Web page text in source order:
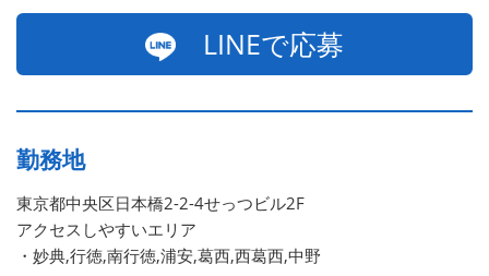
LINEで応募
勤務地
東京都中央区日本橋2-2-4せっつビル2F
アクセスしやすいエリア
・妙典,行徳,南行徳,浦安,葛西,西葛西,中野